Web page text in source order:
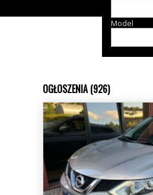
Model
OGŁOSZENIA (926)